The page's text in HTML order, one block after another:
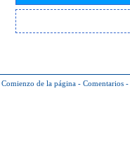
Comienzo de la página - Comentarios -